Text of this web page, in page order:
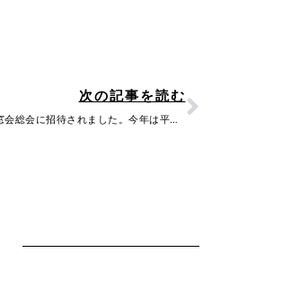
次の記事を読む
山梨県立増穂商業高等学校の同窓会総会に招待されました。今年は平成11年卒の方々が当番幹…
Next